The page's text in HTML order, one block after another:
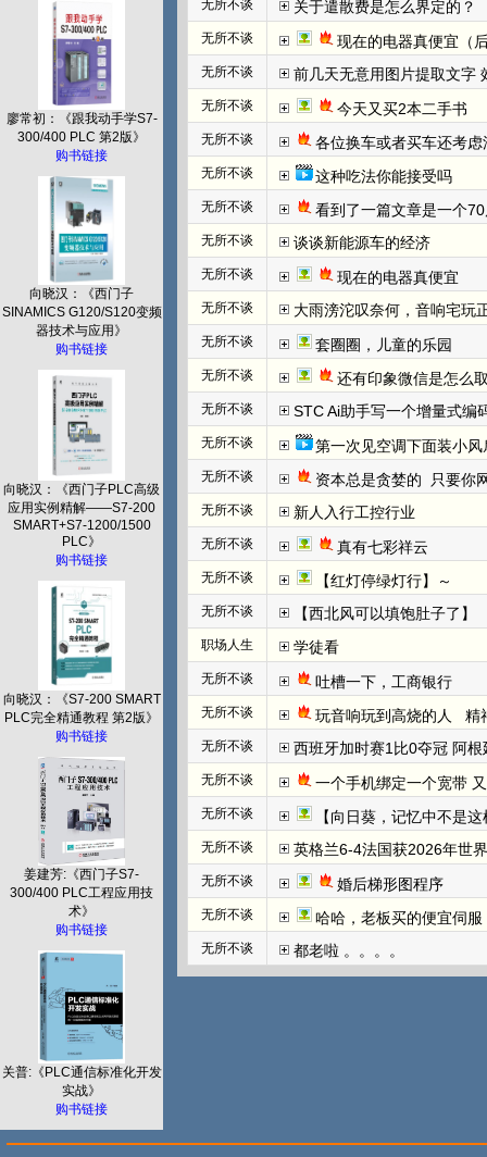
廖常初：《跟我动手学S7-
300/400 PLC 第2版》
购书链接
向晓汉：《西门子
SINAMICS G120/S120变频
器技术与应用》
购书链接
向晓汉：《西门子PLC高级
应用实例精解——S7-200
SMART+S7-1200/1500
PLC》
购书链接
向晓汉：《S7-200 SMART
PLC完全精通教程 第2版》
购书链接
姜建芳:《西门子S7-
300/400 PLC工程应用技
术》
购书链接
关普:《PLC通信标准化开发
实战》
购书链接
无所不谈 关于遣散费是怎么界定的？
无所不谈 现在的电器真便宜（
无所不谈 前几天无意用图片提取文字
无所不谈 今天又买2本二手书
无所不谈 各位换车或者买车还考虑
无所不谈 这种吃法你能接受吗
无所不谈 看到了一篇文章是一个
无所不谈 谈谈新能源车的经济
无所不谈 现在的电器真便宜
无所不谈 大雨滂沱叹奈何，音响宅玩
无所不谈 套圈圈，儿童的乐园
无所不谈 还有印象微信是怎么
无所不谈 STC Ai助手写一个增量式编
无所不谈 第一次见空调下面装小风
无所不谈 资本总是贪婪的  只要你
无所不谈 新人入行工控行业
无所不谈 真有七彩祥云
无所不谈 【红灯停绿灯行】～
无所不谈 【西北风可以填饱肚子了】
职场人生 学徒看
无所不谈 吐槽一下，工商银行
无所不谈 玩音响玩到高烧的人   精
无所不谈 西班牙加时赛1比0夺冠 阿
无所不谈 一个手机绑定一个宽带
无所不谈 【向日葵，记忆中不是
无所不谈 英格兰6-4法国获2026年世
无所不谈 婚后梯形图程序
无所不谈 哈哈，老板买的便宜伺
无所不谈 都老啦 。。。。